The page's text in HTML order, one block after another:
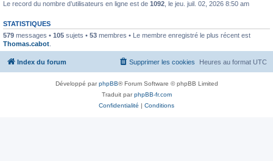
Le record du nombre d’utilisateurs en ligne est de 1092 , le jeu. juil. 02, 2026 8:50 am
STATISTIQUES
579 messages • 105 sujets • 53 membres • Le membre enregistré le plus récent est
Thomas.cabot
Index du forum Heures au format UTC
Supprimer les cookies
Développé parphpBB® Forum Software © phpBB Limited
Traduit parphpBB-fr.com
Confidentialité | Conditions